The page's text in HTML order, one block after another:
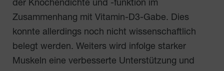
der Knochendichte und -funktion im
Zusammenhang mit Vitamin-D3-Gabe. Dies
konnte allerdings noch nicht wissenschaftlich
belegt werden. Weiters wird infolge starker
Muskeln eine verbesserte Unterstützung und